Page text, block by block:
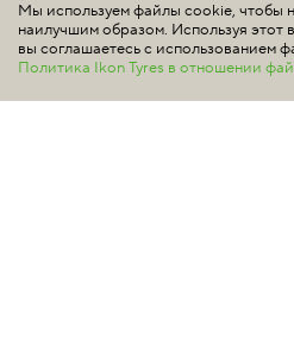
Мы используем файлы cookie, чтобы
наилучшим образом. Используя этот
вы соглашаетесь с использованием
Политика Ikon Tyres в отношении